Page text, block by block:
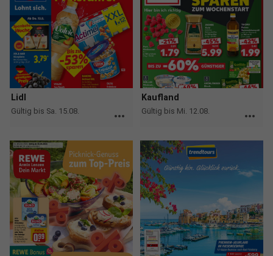
Lidl
Gültig bis Sa. 15.08. more_horiz
Kaufland
Gültig bis Mi. 12.08. more_horiz